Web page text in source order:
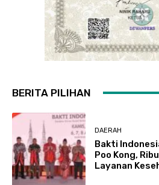
BERITA PILIHAN
DAERAH
Bakti
Poo Kong,
Layanan